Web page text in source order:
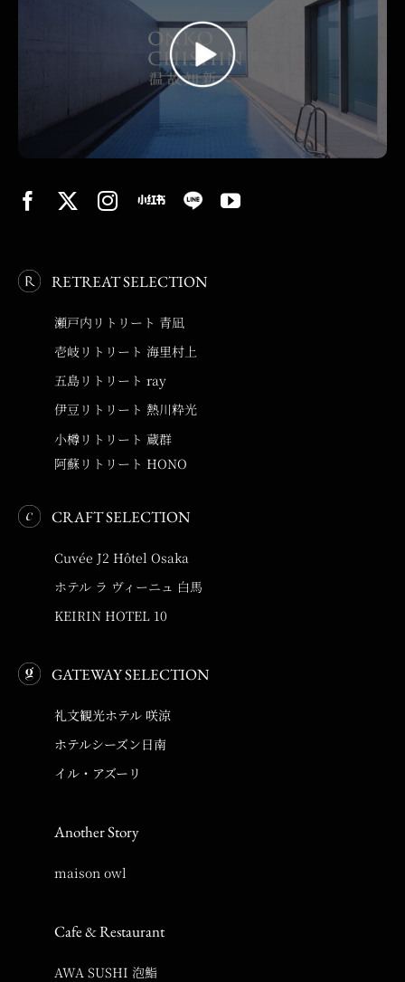
RETREAT SELECTION
瀬戸内リトリート 青凪
壱岐リトリート 海里村上
五島リトリート ray
伊豆リトリート 熱川粋光
小樽リトリート 蔵群
阿蘇リトリート HONO
CRAFT SELECTION
Cuvée J2 Hôtel Osaka
ホテル ラ ヴィーニュ 白馬
KEIRIN HOTEL 10
GATEWAY SELECTION
礼文観光ホテル 咲涼
ホテルシーズン日南
イル・アズーリ
Another Story
maison owl
Cafe & Restaurant
AWA SUSHI 泡鮨